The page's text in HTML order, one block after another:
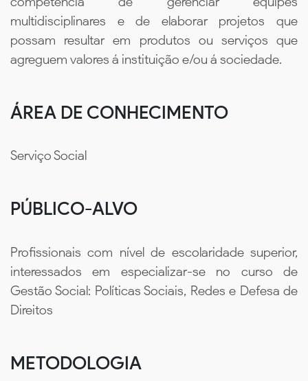
multidisciplinares e de elaborar projetos que
possam resultar em produtos ou serviços que
agreguem valores á instituição e/ou á sociedade.
ÁREA DE CONHECIMENTO
Serviço Social
PÚBLICO-ALVO
Profissionais com nível de escolaridade superior,
interessados em especializar-se no curso de
Gestão Social: Políticas Sociais, Redes e Defesa de
Direitos
METODOLOGIA